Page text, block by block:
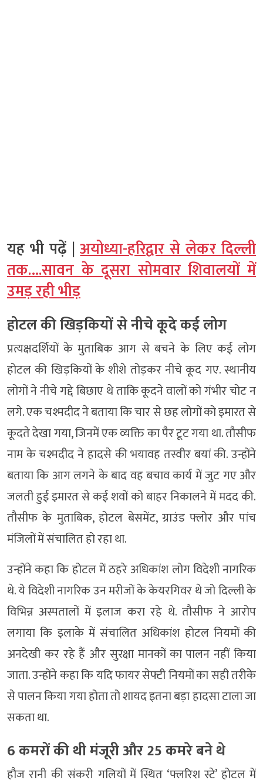
यह भी पढ़ें |अयोध्या-हरिद्वार से लेकर दिल्ली
तक….सावन के दूसरा सोमवार शिवालयों में
उमड़ रही भीड़
होटल की खिड़कियों से नीचे कूदे कई लोग
प्रत्यक्षदर्शियों के मुताबिक आग से बचने के लिए कई लोग
होटल की खिड़कियों के शीशे तोड़कर नीचे कूद गए. स्थानीय
लोगों ने नीचे गद्दे बिछाए थे ताकि कूदने वालों को गंभीर चोट न
लगे. एक चश्मदीद ने बताया कि चार से छह लोगों को इमारत से
कूदते देखा गया, जिनमें एक व्यक्ति का पैर टूट गया था. तौसीफ
नाम के चश्मदीद ने हादसे की भयावह तस्वीर बयां की. उन्होंने
बताया कि आग लगने के बाद वह बचाव कार्य में जुट गए और
जलती हुई इमारत से कई शवों को बाहर निकालने में मदद की.
तौसीफ के मुताबिक, होटल बेसमेंट, ग्राउंड फ्लोर और पांच
मंजिलों में संचालित हो रहा था.
उन्होंने कहा कि होटल में ठहरे अधिकांश लोग विदेशी नागरिक
थे. ये विदेशी नागरिक उन मरीजों के केयरगिवर थे जो दिल्ली के
विभिन्न अस्पतालों में इलाज करा रहे थे. तौसीफ ने आरोप
लगाया कि इलाके में संचालित अधिकांश होटल नियमों की
अनदेखी कर रहे हैं और सुरक्षा मानकों का पालन नहीं किया
जाता. उन्होंने कहा कि यदि फायर सेफ्टी नियमों का सही तरीके
से पालन किया गया होता तो शायद इतना बड़ा हादसा टाला जा
सकता था.
6 कमरों की थी मंजूरी और 25 कमरे बने थे
हौज रानी की संकरी गलियों में स्थित ‘फ्लरिश स्टे’ होटल में